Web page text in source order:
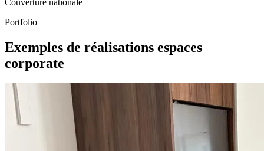
Couverture nationale
Portfolio
Exemples de réalisations espaces
corporate